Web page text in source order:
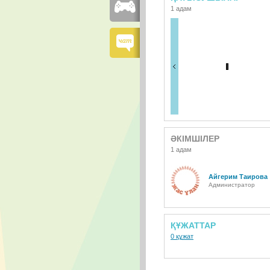
1 адам
ӘКІМШІЛЕР
1 адам
Айгерим Таирова
Администратор
ҚҰЖАТТАР
0 құжат